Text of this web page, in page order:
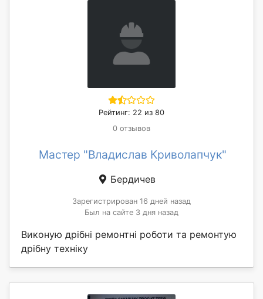
Рейтинг: 22 из 80
0 отзывов
Мастер "Владислав Криволапчук"
Бердичев
Зарегистрирован 16 дней назад
Был на сайте 3 дня назад
Виконую дрібні ремонтні роботи та ремонтую
дрібну техніку